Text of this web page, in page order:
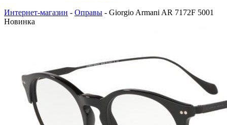
Интернет-магазин - Оправы - Giorgio Armani AR 7172F 5001
Новинка